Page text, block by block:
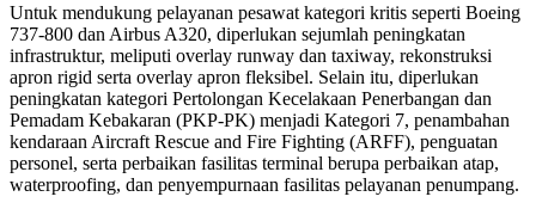
Untuk mendukung pelayanan pesawat kategori kritis seperti Boeing
737-800 dan Airbus A320, diperlukan sejumlah peningkatan
infrastruktur, meliputi overlay runway dan taxiway, rekonstruksi
apron rigid serta overlay apron fleksibel. Selain itu, diperlukan
peningkatan kategori Pertolongan Kecelakaan Penerbangan dan
Pemadam Kebakaran (PKP-PK) menjadi Kategori 7, penambahan
kendaraan Aircraft Rescue and Fire Fighting (ARFF), penguatan
personel, serta perbaikan fasilitas terminal berupa perbaikan atap,
waterproofing, dan penyempurnaan fasilitas pelayanan penumpang.